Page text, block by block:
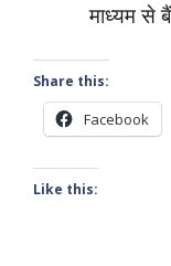
माध्यम से
Share this:
Facebook
Like this: